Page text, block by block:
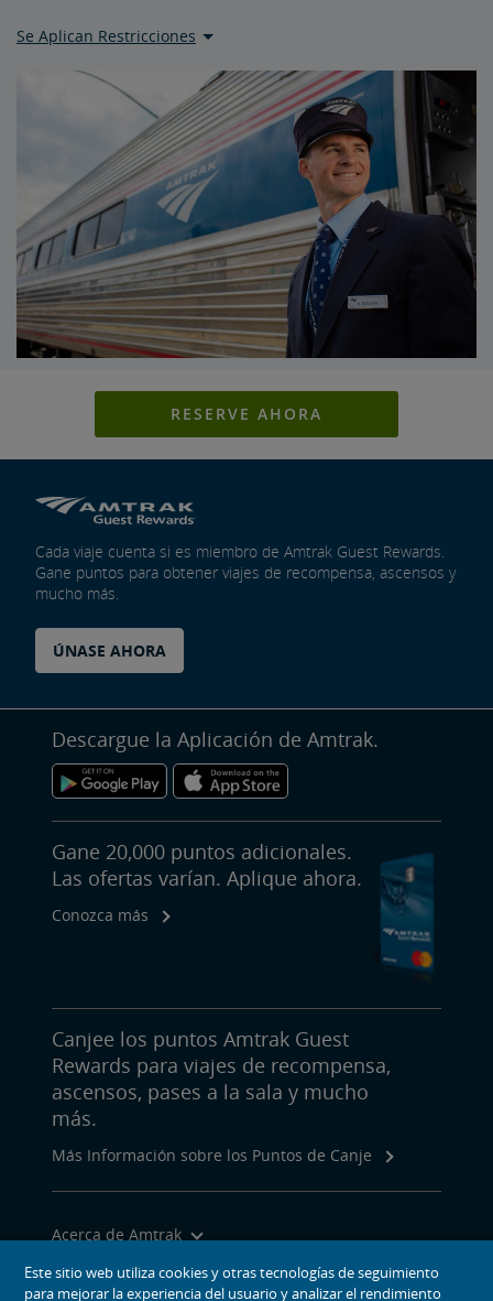
Se Aplican Restricciones
RESERVE AHORA
Cada viaje cuenta si es miembro de Amtrak Guest Rewards.
Gane puntos para obtener viajes de recompensa, ascensos y
mucho más.
ÚNASE AHORA
Descargue la Aplicación de Amtrak.
Gane 20,000 puntos adicionales.
Las ofertas varían. Aplique ahora.
Conozca más
Canjee los puntos Amtrak Guest
Rewards para viajes de recompensa,
ascensos, pases a la sala y mucho
más.
Más Información sobre los Puntos de Canje
Acerca de Amtrak
Viajar con Nosotros
Herramientas del Sitio
Este sitio web utiliza cookies y otras tecnologías de seguimiento
para mejorar la experiencia del usuario y analizar el rendimiento